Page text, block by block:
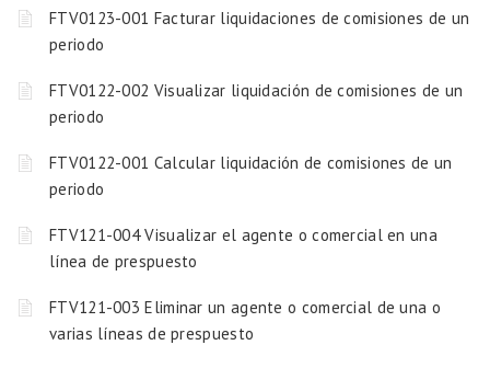
FTV0123-001 Facturar liquidaciones de comisiones de un
periodo
FTV0122-002 Visualizar liquidación de comisiones de un
periodo
FTV0122-001 Calcular liquidación de comisiones de un
periodo
FTV121-004 Visualizar el agente o comercial en una
línea de prespuesto
FTV121-003 Eliminar un agente o comercial de una o
varias líneas de prespuesto